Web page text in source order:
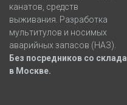
канатов, средств
выживания. Разработка
мультитулов и носимых
аварийных запасов (НАЗ).
Без посредников со склада
в Москве.